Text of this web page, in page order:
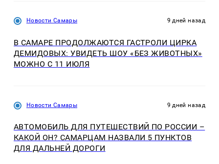
Новости Самары 9 дней назад
В САМАРЕ ПРОДОЛЖАЮТСЯ ГАСТРОЛИ ЦИРКА
ДЕМИДОВЫХ: УВИДЕТЬ ШОУ «БЕЗ ЖИВОТНЫХ»
МОЖНО С 11 ИЮЛЯ
Новости Самары 9 дней назад
АВТОМОБИЛЬ ДЛЯ ПУТЕШЕСТВИЙ ПО РОССИИ –
КАКОЙ ОН? САМАРЦАМ НАЗВАЛИ 5 ПУНКТОВ
ДЛЯ ДАЛЬНЕЙ ДОРОГИ